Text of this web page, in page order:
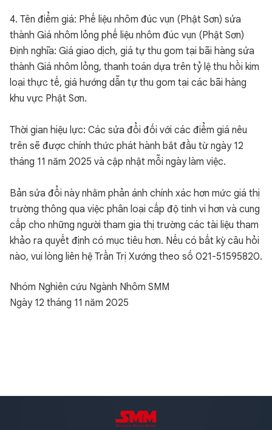
4. Tên điểm giá: Phế liệu nhôm đúc vụn (Phật Sơn) sửa
thành Giá nhôm lỏng phế liệu nhôm đúc vụn (Phật Sơn)
Định nghĩa: Giá giao dịch, giá tự thu gom tại bãi hàng sửa
thành Giá nhôm lỏng, thanh toán dựa trên tỷ lệ thu hồi kim
loại thực tế, giá hướng dẫn tự thu gom tại các bãi hàng
khu vực Phật Sơn.
Thời gian hiệu lực: Các sửa đổi đối với các điểm giá nêu
trên sẽ được chính thức phát hành bắt đầu từ ngày 12
tháng 11 năm 2025 và cập nhật mỗi ngày làm việc.
Bản sửa đổi này nhằm phản ánh chính xác hơn mức giá thị
trường thông qua việc phân loại cấp độ tinh vi hơn và cung
cấp cho những người tham gia thị trường các tài liệu tham
khảo ra quyết định có mục tiêu hơn. Nếu có bất kỳ câu hỏi
nào, vui lòng liên hệ Trần Trị Xướng theo số 021-51595820.
Nhóm Nghiên cứu Ngành Nhôm SMM
Ngày 12 tháng 11 năm 2025